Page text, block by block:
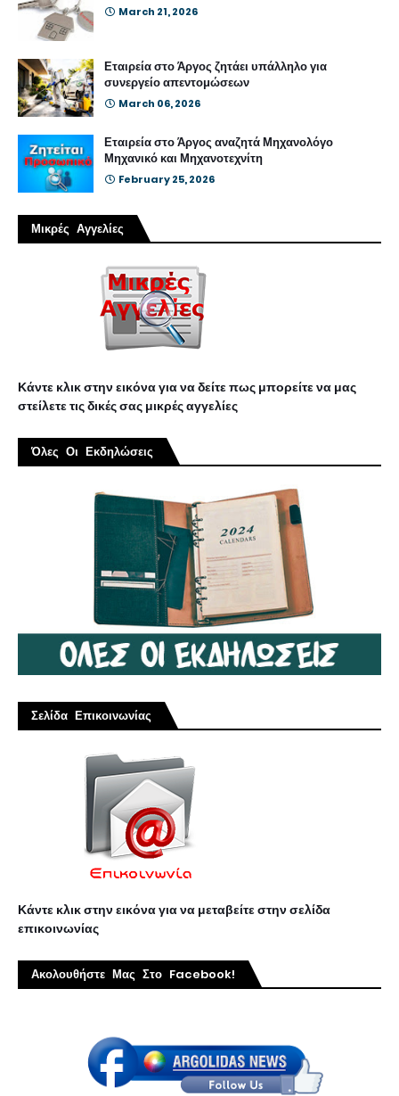
March 21, 2026
Εταιρεία στο Άργος ζητάει υπάλληλο για
συνεργείο απεντομώσεων
March 06, 2026
Εταιρεία στο Άργος αναζητά Μηχανολόγο
Μηχανικό και Μηχανοτεχνίτη
February 25, 2026
Μικρές Αγγελίες
Κάντε κλικ στην εικόνα για να δείτε πως μπορείτε να μας
στείλετε τις δικές σας μικρές αγγελίες
Όλες Οι Εκδηλώσεις
Σελίδα Επικοινωνίας
Κάντε κλικ στην εικόνα για να μεταβείτε στην σελίδα
επικοινωνίας
Ακολουθήστε Μας Στο Facebook!